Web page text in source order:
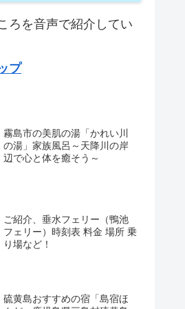
ろを音声で紹介してい
プ
霧島市の美肌の湯「かれい川
の湯」家族風呂～天降川の岸
辺で心と体を癒そう～
ご紹介、垂水フェリー（鴨池
フェリー）時刻表 料金 場所 乗
り場など！
硫黄島おすすめの宿「島宿ほ